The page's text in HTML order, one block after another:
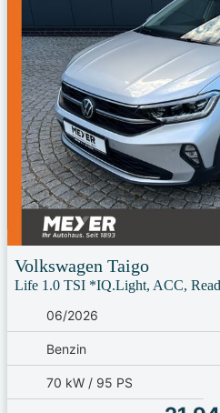
Volkswagen Taigo
Life 1.0 TSI *IQ.Light, ACC,
06/2026
Benzin
70 kW / 95 PS